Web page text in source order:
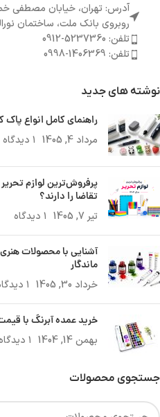
آدرس: تهران، خیابان مصطفی
روبروی بانک ملت، ساختمان
تلفن: 5237360-0912
تلفن: 1406369-0998
نوشته های جدید
راهنمای کامل انواع پاک
مرداد 4, 1405 ۱ دیدگاه
تقاضا را دارند؟
تیر 7, 1405 ۱ دیدگاه
آشنایی با محصولات هنری
ماندگار
خرداد 30, 1405 ۱ دیدگاه
خرید عمده آبرنگ با
بهمن 14, 1404 ۱ دیدگاه
جستجوی محصولات